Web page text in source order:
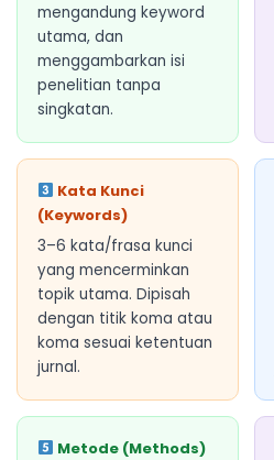
mengandung keyword
utama, dan
menggambarkan isi
penelitian tanpa
singkatan.
Kata Kunci
(Keywords)
3–6 kata/frasa kunci
yang mencerminkan
topik utama. Dipisah
dengan titik koma atau
koma sesuai ketentuan
jurnal.
Metode (Methods)